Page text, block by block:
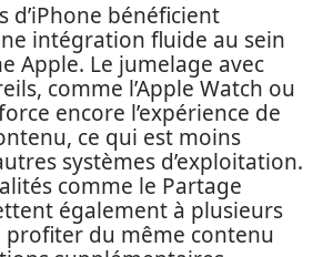
d’iPhone bénéficient
intégration fluide au sein
Apple. Le jumelage avec
comme l’Apple Watch ou
encore l’expérience de
ce qui est moins
systèmes d’exploitation.
comme le Partage
également à plusieurs
profiter du même contenu